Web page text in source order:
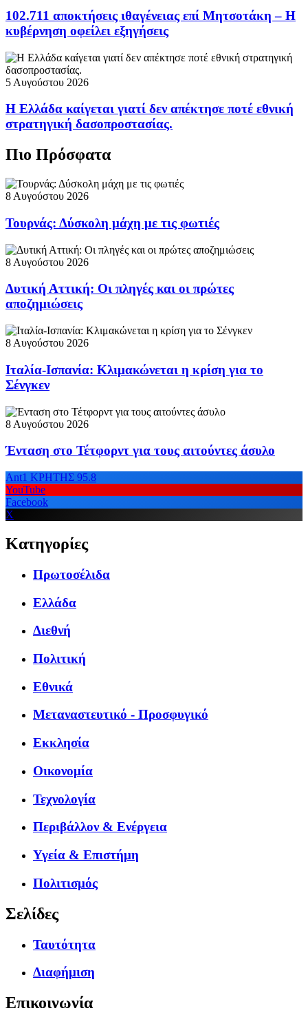
102.711 αποκτήσεις ιθαγένειας επί Μητσοτάκη – Η
κυβέρνηση οφείλει εξηγήσεις
5 Αυγούστου 2026
Η Ελλάδα καίγεται γιατί δεν απέκτησε ποτέ εθνική
στρατηγική δασοπροστασίας.
Πιο Πρόσφατα
8 Αυγούστου 2026
Τουρνάς: Δύσκολη μάχη με τις φωτιές
8 Αυγούστου 2026
Δυτική Αττική: Οι πληγές και οι πρώτες
αποζημιώσεις
8 Αυγούστου 2026
Ιταλία-Ισπανία: Κλιμακώνεται η κρίση για το
Σένγκεν
8 Αυγούστου 2026
Ένταση στο Τέτφορντ για τους αιτούντες άσυλο
Ant1 ΚΡΗΤΗΣ 95.8
YouTube
Facebook
X
Κατηγορίες
Πρωτοσέλιδα
Ελλάδα
Διεθνή
Πολιτική
Εθνικά
Μεταναστευτικό - Προσφυγικό
Εκκλησία
Οικονομία
Τεχνολογία
Περιβάλλον & Ενέργεια
Υγεία & Επιστήμη
Πολιτισμός
Σελίδες
Ταυτότητα
Διαφήμιση
Επικοινωνία